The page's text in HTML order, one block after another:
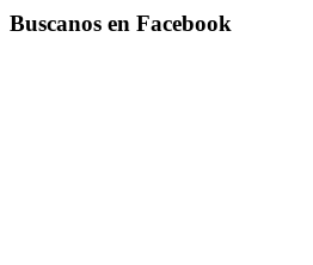
Buscanos en Facebook